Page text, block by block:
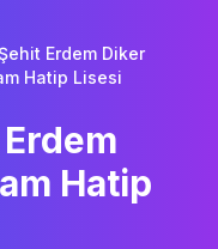
Erdem Diker
Hatip Lisesi
Hatip